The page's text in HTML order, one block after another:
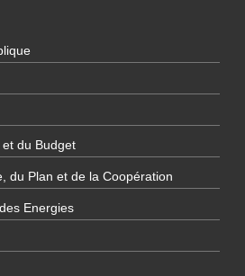
du Budget
du Plan et de la Coopération
Energies